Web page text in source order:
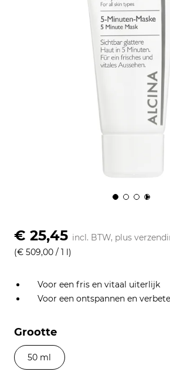
€ 25,45 incl. BTW, plus
(€ 509,00 / 1 l)
Voor een fris en vitaal uiterlijk
Voor een ontspannen en
Grootte
50 ml